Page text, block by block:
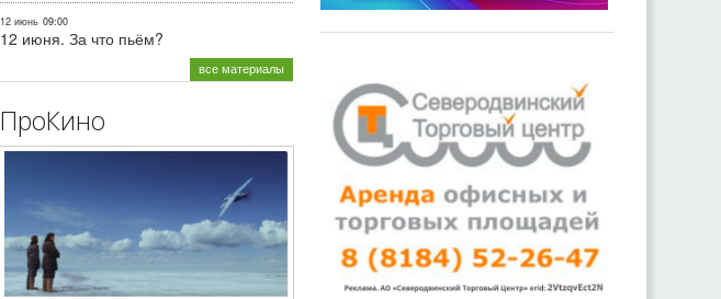
12 июнь 09:00
12 июня. За что пьём?
все материалы
ПроКино